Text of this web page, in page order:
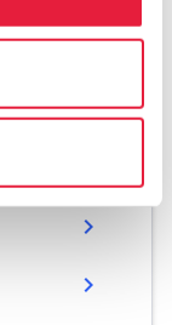
chevron_right
chevron_right
chevron_right